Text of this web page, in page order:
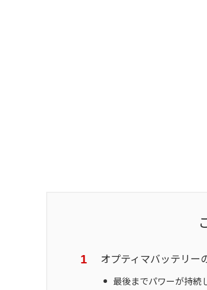
オプティマバッテリー
最後までパワーが持続